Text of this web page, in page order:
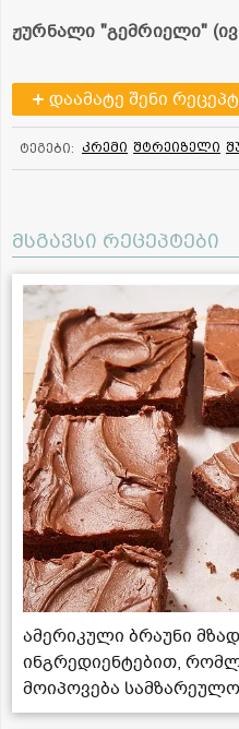
ჟურნალი "გემრიელი"
დაამატე შენი
ტეგები: კრემი შტრეიზელი
მსგავსი რეცეპტები
ამერიკული ბრაუნი
ინგრედიენტებით,
მოიპოვება